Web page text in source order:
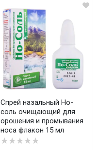
Спрей назальный Но-
соль очищающий для
орошения и промывания
носа флакон 15 мл
★★★★★